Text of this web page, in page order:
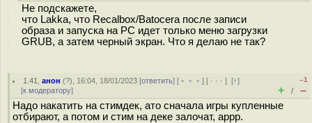
Не подскажете,
что Lakka, что Recalbox/Batocera после записи
образа и запуска на PC идет только меню загрузки
GRUB, а затем черный экран. Что я делаю не так?
1.41 ,анон (?), 16:04, 18/01/2023 [ответить] [ ﹢﹢﹢] [ · · ·][↑]
[к модератору]
–1
+ / –
Надо накатить на стимдек, ато сначала игры купленные
отбирают, а потом и стим на деке залочат, аррр.